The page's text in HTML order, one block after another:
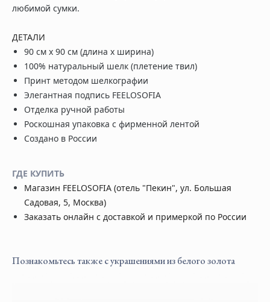
любимой сумки.
ДЕТАЛИ
90 см х 90 см (длина х ширина)
100% натуральный шелк (плетение твил)
Принт методом шелкографии
Элегантная подпись FEELOSOFIA
Отделка ручной работы
Роскошная упаковка с фирменной лентой
Создано в России
ГДЕ КУПИТЬ
Магазин FEELOSOFIA (отель "Пекин", ул. Большая
Садовая, 5, Москва)
Заказать онлайн с доставкой и примеркой по России
Познакомьтесь также с украшениями из белого золота